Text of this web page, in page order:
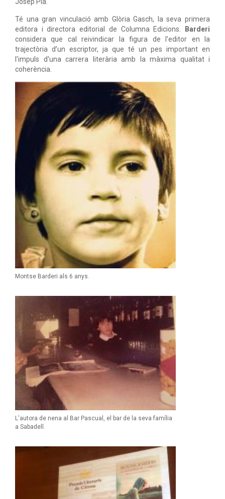
Montse Barderi als 6 anys.
L'autora de nena al Bar Pascual, el bar de la seva família
a Sabadell.
Té una gran vinculació amb Glòria Gasch, la seva primera
editora i directora editorial de Columna Edicions.
Barderi
considera que cal reivindicar la figura de l’editor en la
trajectòria d’un escriptor, ja que té un pes important en
l'impuls d'una carrera literària amb la màxima qualitat i
coherència.